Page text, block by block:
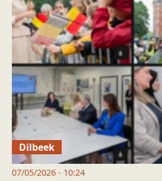
Dilbeek
07/05/2026 - 10:24